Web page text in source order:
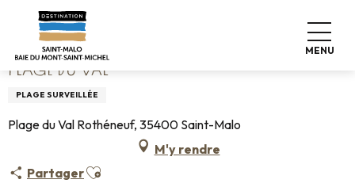
contenu
principal
MENU
Accueil Plage du Val
PLAGE DU VAL
PLAGE SURVEILLÉE
Plage du Val Rothéneuf, 35400 Saint-Malo
M'y rendre
PartagerAjouter aux favoris